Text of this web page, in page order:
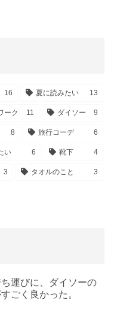
16 夏に読みたい 13
ーク 11 ダイソー 9
8 旅行コーデ 6
い 6 靴下 4
3 タオルのこと 3
運びに、ダイソーの
ごく良かった。